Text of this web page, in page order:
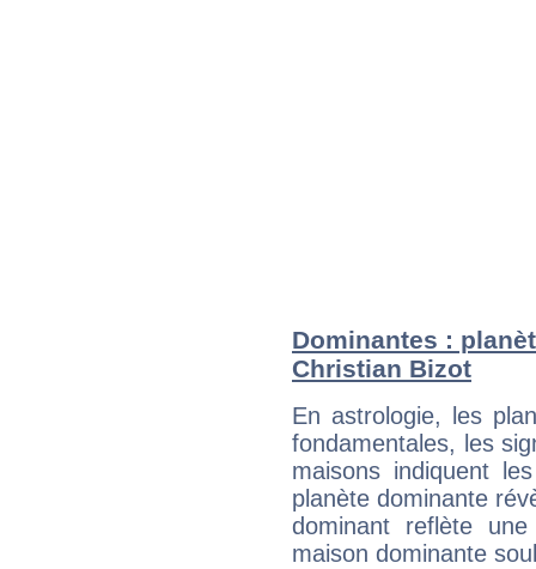
Dominantes :
Christian Bizot
En astrologie, les
fondamentales, les
maisons indiquent
planète dominante
dominant reflète
maison dominante